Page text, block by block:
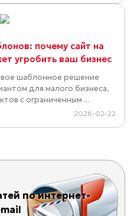
почему сайт на
угробить ваш бизнес
шаблонное решение
для малого бизнеса,
с ограниченным ...
2026-02-22
по интернет-